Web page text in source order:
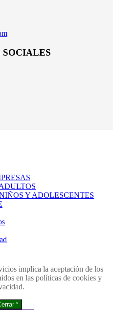
SOCIALES
Y ADOLESCENTES
implica la aceptación de los
en las políticas de cookies y
Cerrar ˟